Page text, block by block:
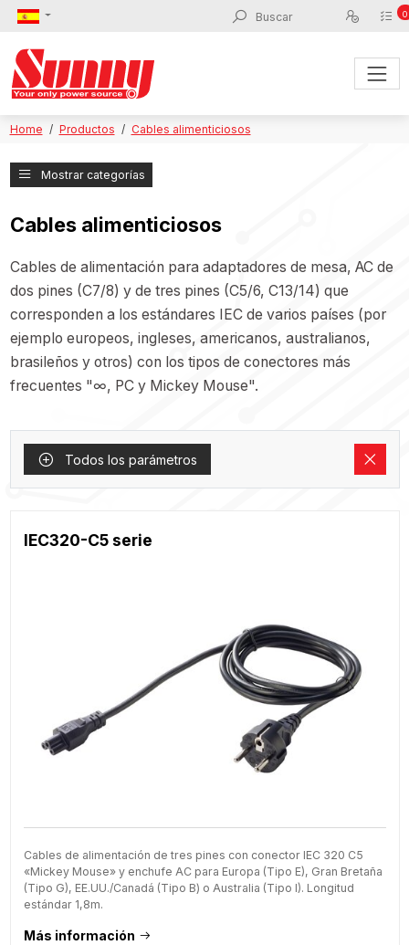
0
Home Productos Cables alimenticiosos
Mostrar categorías
Cables alimenticiosos
Cables de alimentación para adaptadores de mesa, AC de
dos pines (C7/8) y de tres pines (C5/6, C13/14) que
corresponden a los estándares IEC de varios países (por
ejemplo europeos, ingleses, americanos, australianos,
brasileños y otros) con los tipos de conectores más
frecuentes "∞, PC y Mickey Mouse".
Todos los parámetros
IEC320-C5 serie
Cables de alimentación de tres pines con conector IEC 320 C5
«Mickey Mouse» y enchufe AC para Europa (Tipo E), Gran Bretaña
(Tipo G), EE.UU./Canadá (Tipo B) o Australia (Tipo I). Longitud
estándar 1,8m.
Más información